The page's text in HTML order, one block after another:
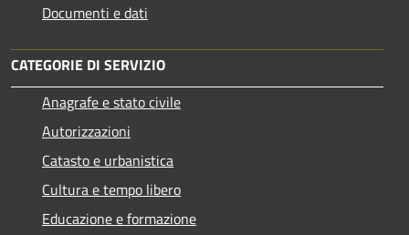
Documenti e dati
CATEGORIE DI SERVIZIO
Anagrafe e stato civile
Autorizzazioni
Catasto e urbanistica
Cultura e tempo libero
Educazione e formazione